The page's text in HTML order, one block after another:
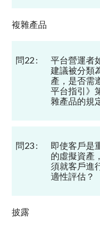
複雜產品
問22 :
平台營運者
建議被分類
產，是否需
平台指引》
雜產品的規
問23 :
即使客戶是
的虛擬資產
須就客戶進
適性評估？
披露